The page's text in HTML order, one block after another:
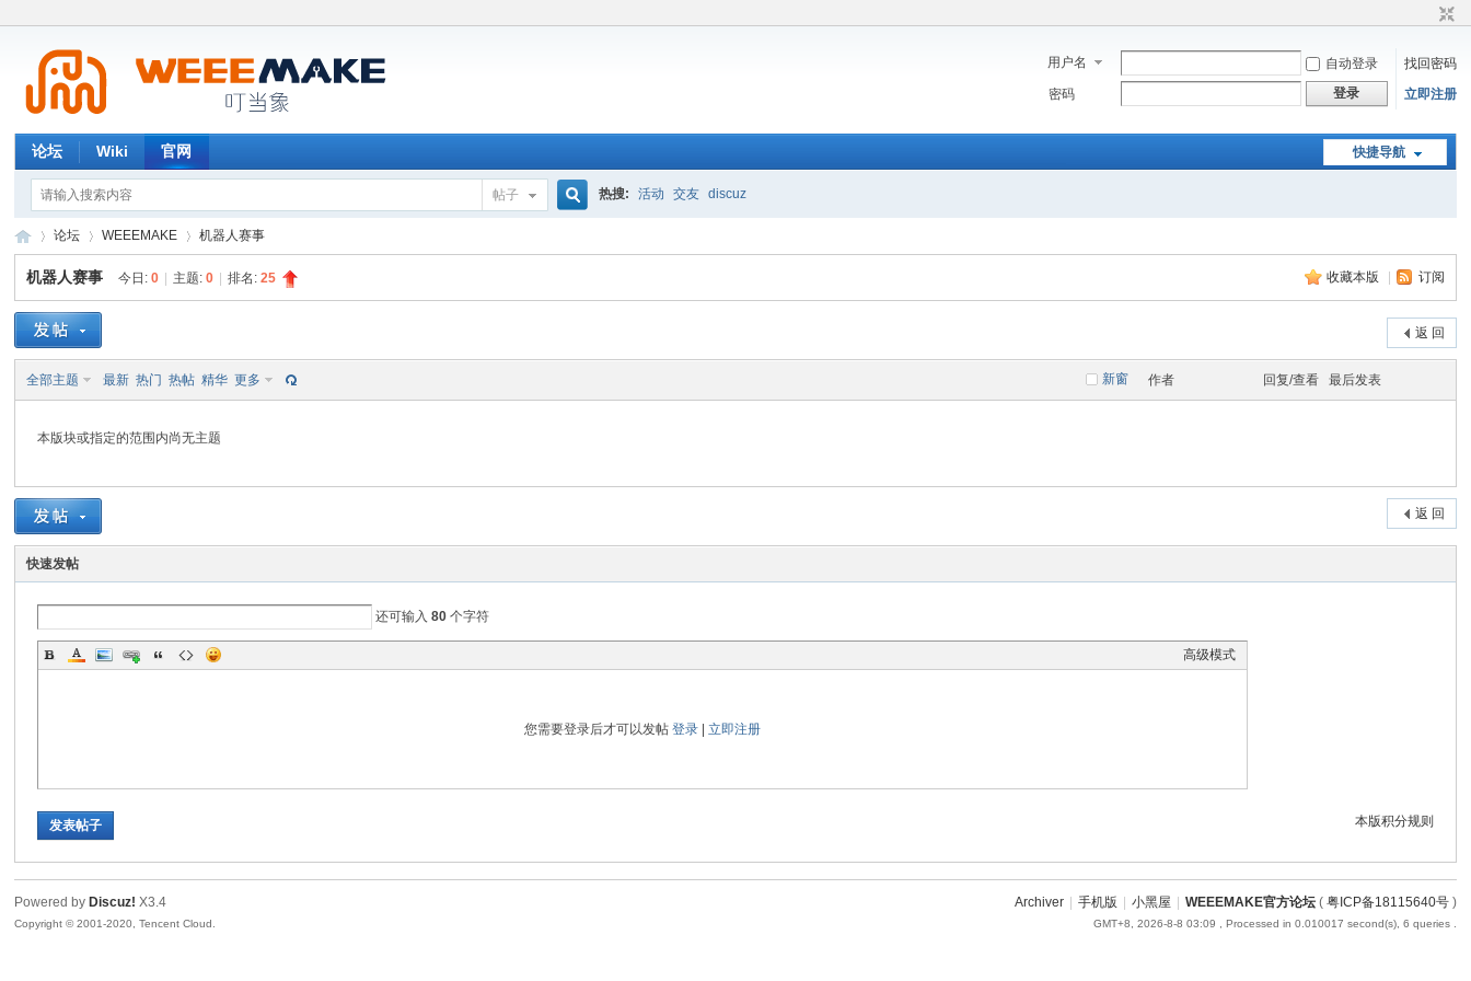
用户名 自动登录
找回密码
密码
登录 立即注册
快捷导航
论坛 Wiki 官网
帖子 热搜: 活动 交友 discuz
EE
»
论坛
›
WEEEMAKE 机器人赛事
收藏本版 订阅
机器人赛事 今日:0 主题:0 排名:25
返 回
新窗
全部主题 最新 热门 热帖 精华 更多 作者 回复/查看 最后发表
本版块或指定的范围内尚无主题
返 回
快速发帖
还可输入80 个字符
高级模式
您需要登录后才可以发帖 登录| 立即注册
本版积分规则
发表帖子
Archiver 手机版 小黑屋 WEEEMAKE官方论坛( 粤ICP备18115640号)
GMT+8, 2026-8-8 03:09 , Processed in 0.010017 second(s), 6 queries .
Powered by Discuz! X3.4
Copyright © 2001-2020, Tencent Cloud.